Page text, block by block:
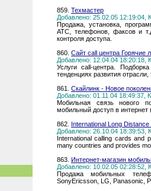
859. Техмастер
Добавлено: 25.02.05 12:19:04,
Продажа, установка,
АТС, телефонов, факсов и
контроля доступа.
860. Сайт call центра Горячие
Добавлено: 12.04.04 18:20:18,
Услуги call-центра.
тенденциях развития
861. Скайлинк - Новое
Добавлено: 01.11.04 18:49:37,
Мобильная связь нового
мобильный доступ в
862. International Long
Добавлено: 26.10.04 18:39:53,
International calling cards and
many countries and provides
863. Интернет-магазин
Добавлено: 10.02.05 02:28:52,
Продажа мобильных
SonyEricsson, LG, Panasonic,